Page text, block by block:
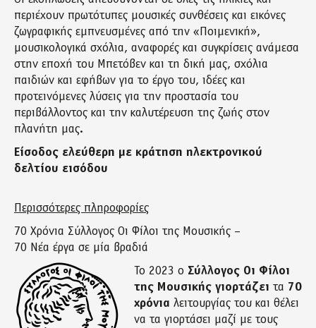
περιέχουν πρωτότυπες μουσικές συνθέσεις και εικόνες
ζωγραφικής εμπνευσμένες από την «Ποιμενική»,
μουσικολογικά σχόλια, αναφορές και συγκρίσεις ανάμεσα
στην εποχή του Μπετόβεν και τη δική μας, σχόλια
παιδιών και εφήβων για το έργο του, ιδέες και
προτεινόμενες λύσεις για την προστασία του
περιβάλλοντος και την καλυτέρευση της ζωής στον
πλανήτη μας.
Είσοδος ελεύθερη με κράτηση ηλεκτρονικού
δελτίου εισόδου
Περισσότερες πληροφορίες
70 Χρόνια Σύλλογος Οι Φίλοι της Μουσικής –
70 Νέα έργα σε μία βραδιά
Το 2023 ο Σύλλογος Οι Φίλοι
της Μουσικής γιορτάζει τα 70
χρόνια λειτουργίας του και θέλει
να τα γιορτάσει μαζί με τους